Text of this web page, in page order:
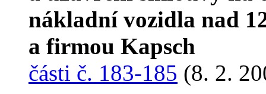
nákladní vozidla nad
a firmou Kapsch
části č. 183-185 (8. 2.